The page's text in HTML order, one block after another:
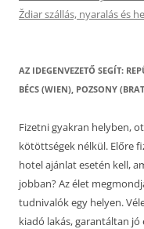
Ždiar szállás, nyaralás és
AZ IDEGENVEZETŐ SEGÍT:
BÉCS (WIEN), POZSONY
Fizetni gyakran helyben,
kötöttségek nélkül. Előre
hotel ajánlat esetén kell,
jobban? Az élet
tudnivalók egy helyen.
kiadó lakás, garantáltan